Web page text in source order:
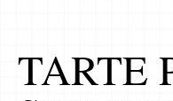
TARTE